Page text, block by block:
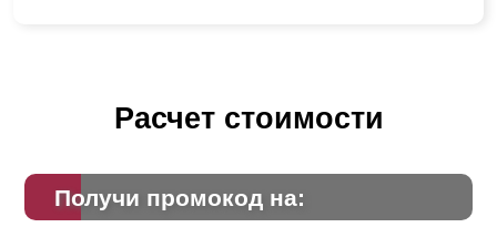
Расчет стоимости
Получи промокод на: